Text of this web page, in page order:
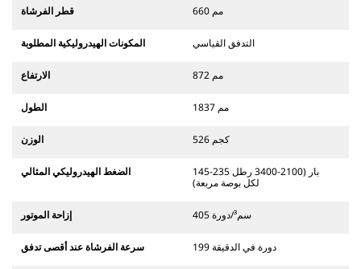
قطر الفرشاة 660 مم
المكونات الهيدروليكية المطلوبة التدفق القياسي
الارتفاع 872 مم
الطول 1837 مم
الوزن 526 كجم
الضغط الهيدروليكي المثالي
145-235 بار (2100-3400 رطل
لكل بوصة مربعة)
إزاحة الموتور 405 سم³/دورة
سرعة الفرشاة عند أقصى تدفق 199 دورة في الدقيقة